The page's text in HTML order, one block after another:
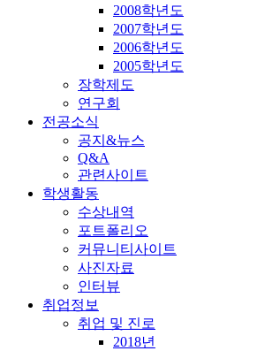
2008학년도
2007학년도
2006학년도
2005학년도
장학제도
연구회
전공소식
공지&뉴스
Q&A
관련사이트
학생활동
수상내역
포트폴리오
커뮤니티사이트
사진자료
인터뷰
취업정보
취업 및 진로
2018년